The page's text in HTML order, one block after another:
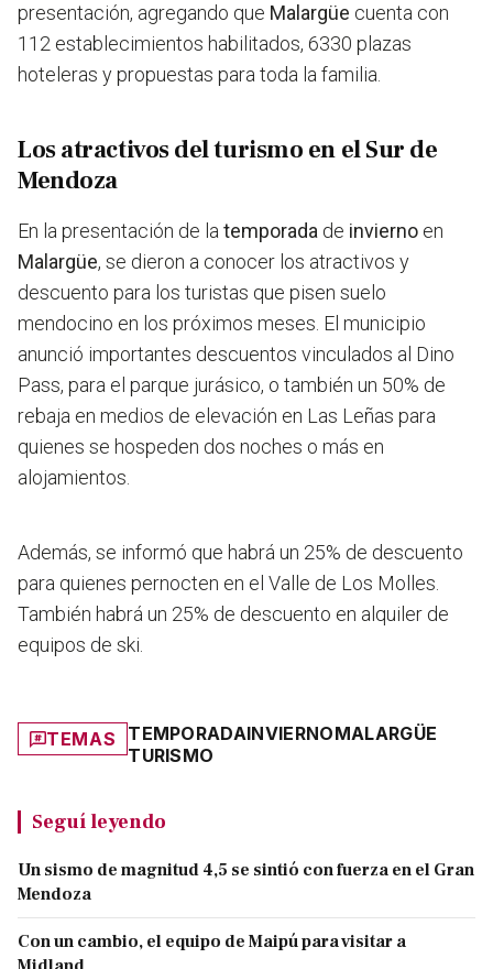
presentación, agregando que Malargüe cuenta con
112 establecimientos habilitados, 6330 plazas
hoteleras y propuestas para toda la familia.
Los atractivos del turismo en el Sur de
Mendoza
En la presentación de la temporada de invierno en
Malargüe, se dieron a conocer los atractivos y
descuento para los turistas que pisen suelo
mendocino en los próximos meses. El municipio
anunció importantes descuentos vinculados al Dino
Pass, para el parque jurásico, o también un 50% de
rebaja en medios de elevación en Las Leñas para
quienes se hospeden dos noches o más en
alojamientos.
Además, se informó que habrá un 25% de descuento
para quienes pernocten en el Valle de Los Molles.
También habrá un 25% de descuento en alquiler de
equipos de ski.
TEMAS TEMPORADAINVIERNOMALARGÜE
TURISMO
Seguí leyendo
Un sismo de magnitud 4,5 se sintió con fuerza en el Gran
Mendoza
Con un cambio, el equipo de Maipú para visitar a